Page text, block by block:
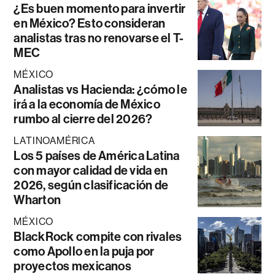
¿Es buen momento para invertir
en México? Esto consideran
analistas tras no renovarse el T-
MEC
MÉXICO
Analistas vs Hacienda: ¿cómo le
irá a la economía de México
rumbo al cierre del 2026?
LATINOAMÉRICA
Los 5 países de América Latina
con mayor calidad de vida en
2026, según clasificación de
Wharton
MÉXICO
BlackRock compite con rivales
como Apollo en la puja por
proyectos mexicanos